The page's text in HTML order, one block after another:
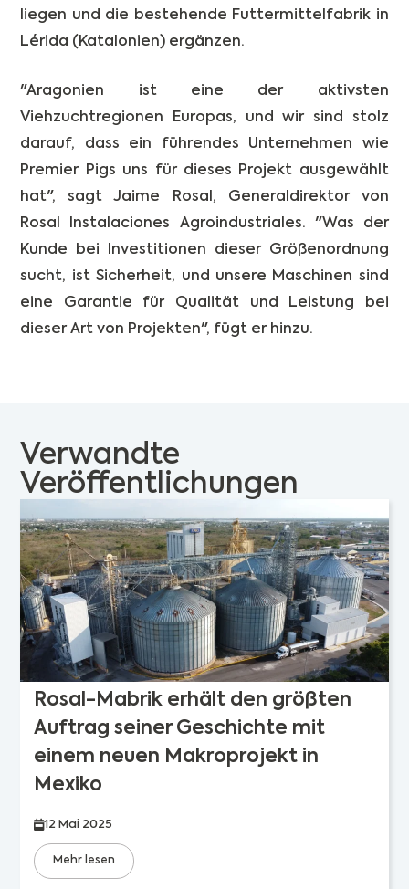
liegen und die bestehende Futtermittelfabrik in
Lérida (Katalonien) ergänzen.
"Aragonien ist eine der aktivsten
Viehzuchtregionen Europas, und wir sind stolz
darauf, dass ein führendes Unternehmen wie
Premier Pigs uns für dieses Projekt ausgewählt
hat", sagt Jaime Rosal, Generaldirektor von
Rosal Instalaciones Agroindustriales. "Was der
Kunde bei Investitionen dieser Größenordnung
sucht, ist Sicherheit, und unsere Maschinen sind
eine Garantie für Qualität und Leistung bei
dieser Art von Projekten", fügt er hinzu.
Verwandte
Veröffentlichungen
Rosal-Mabrik erhält den größten
Auftrag seiner Geschichte mit
einem neuen Makroprojekt in
Mexiko
12 Mai 2025
Mehr lesen